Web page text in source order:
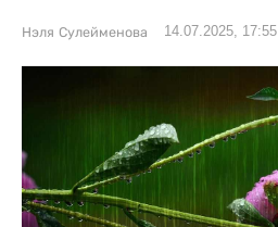
Нэля Сулейменова 14.07.2025, 17:55